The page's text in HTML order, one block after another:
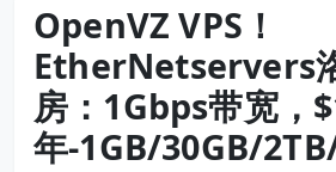
OpenVZ VPS！
EtherNetservers
房：1Gbps带宽，
年-1GB/30GB/